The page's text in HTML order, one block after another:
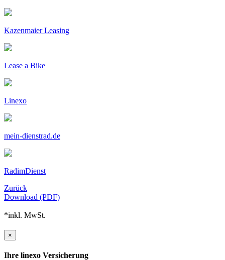
Kazenmaier Leasing
Lease a Bike
Linexo
mein-dienstrad.de
RadimDienst
Zurück
Download (PDF)
*inkl. MwSt.
×
Ihre linexo Versicherung